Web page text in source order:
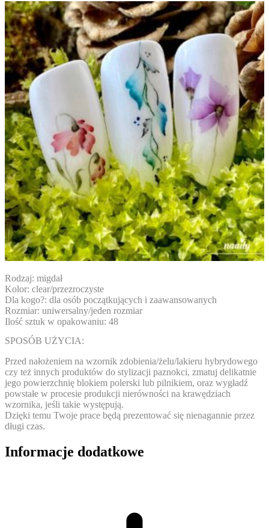
Rodzaj: migdał
Kolor: clear/przezroczyste
Dla kogo?: dla osób początkujących i zaawansowanych
Rozmiar: uniwersalny/jeden rozmiar
Ilość sztuk w opakowaniu: 48
SPOSÓB UŻYCIA:
Przed nałożeniem na wzornik zdobienia/żelu/lakieru hybrydowego
czy też innych produktów do stylizacji paznokci, zmatuj delikatnie
jego powierzchnię blokiem polerski lub pilnikiem, oraz wygładź
powstałe w procesie produkcji nierówności na krawędziach
wzornika, jeśli takie występują.
Dzięki temu Twoje prace będą prezentować się nienagannie przez
długi czas.
Informacje dodatkowe